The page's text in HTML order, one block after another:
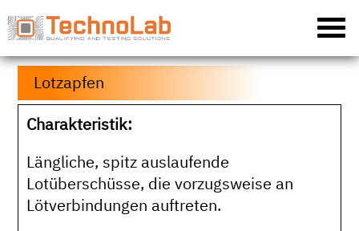
Lotzapfen
Charakteristik:
Längliche, spitz auslaufende
Lotüberschüsse, die vorzugsweise an
Lötverbindungen auftreten.